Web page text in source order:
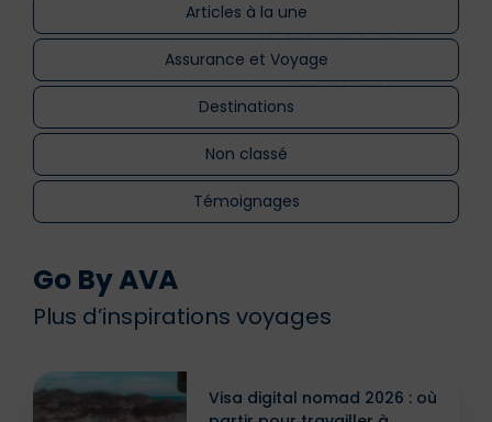
Articles à la une
Assurance et Voyage
Destinations
Non classé
Témoignages
Go By AVA
Plus d’inspirations voyages
Visa digital nomad 2026 : où